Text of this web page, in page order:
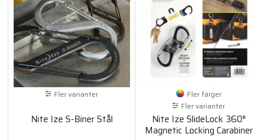
Fler varianter
Nite Ize S-Biner Stål
Fler färger
Fler varianter
Nite Ize SlideLock 360°
Magnetic Locking Carabiner